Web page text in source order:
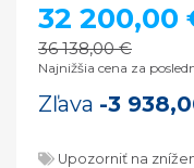
32 200,00
36 138,00 €
Najnižšia cena za
Zľava -3
Upozorniť na